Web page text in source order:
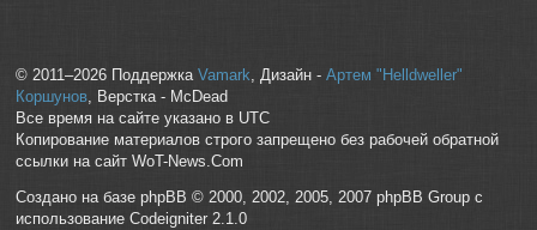
© 2011–2026 Поддержка Vamark, Дизайн - Артем "Helldweller"
Коршунов, Верстка - McDead
Все время на сайте указано в UTC
Копирование материалов строго запрещено без рабочей обратной
ссылки на сайт WoT-News.Com
Создано на базе phpBB © 2000, 2002, 2005, 2007 phpBB Group с
использование Codeigniter 2.1.0